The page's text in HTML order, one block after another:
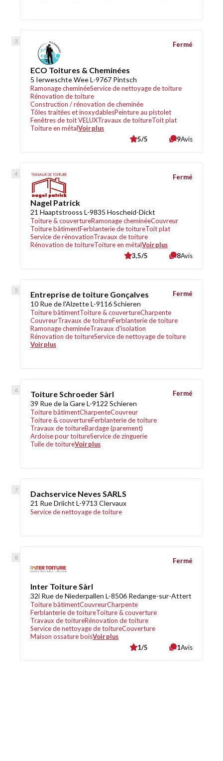
ECO Toitures & Cheminées
5 Ierweschte Wee L-9767 Pintsch
Ramonage cheminéeService de nettoyage de toiture
Rénovation de toiture
Construction / rénovation de cheminée
Tôles traitées et inoxydablesPeinture au pistolet
Fenêtres de toit VELUXTravaux de toitureToit plat
Toiture en métalVoir plus
Fermé
5/5 9Avis
Nagel Patrick
21 Haaptstrooss L-9835 Hoscheid-Dickt
Toiture & couvertureRamonage cheminéeCouvreur
Toiture bâtimentFerblanterie de toitureToit plat
Service de rénovationTravaux de toiture
Rénovation de toitureToiture en métalVoir plus
Fermé
3,5/5 8Avis
Entreprise de toiture Gonçalves
10 Rue de l'Alzette L-9116 Schieren
Toiture bâtimentToiture & couvertureCharpente
CouvreurTravaux de toitureFerblanterie de toiture
Ramonage cheminéeTravaux d'isolation
Rénovation de toitureService de nettoyage de toiture
Voir plus
Fermé
Toiture Schroeder Sàrl
39 Rue de la Gare L-9122 Schieren
Toiture bâtimentCharpenteCouvreur
Toiture & couvertureFerblanterie de toiture
Travaux de toitureBardage (parement)
Ardoise pour toitureService de zinguerie
Tuile de toitureVoir plus
Fermé
Dachservice Neves SARLS
21 Rue Driicht L-9713 Clervaux
Service de nettoyage de toiture
Inter Toiture Sàrl
32i Rue de Niederpallen L-8506 Redange-sur-Attert
Toiture bâtimentCouvreurCharpente
Ferblanterie de toitureToiture & couverture
Travaux de toitureRénovation de toiture
Service de nettoyage de toitureCouverture
Maison ossature boisVoir plus
Fermé
1/5 1Avis